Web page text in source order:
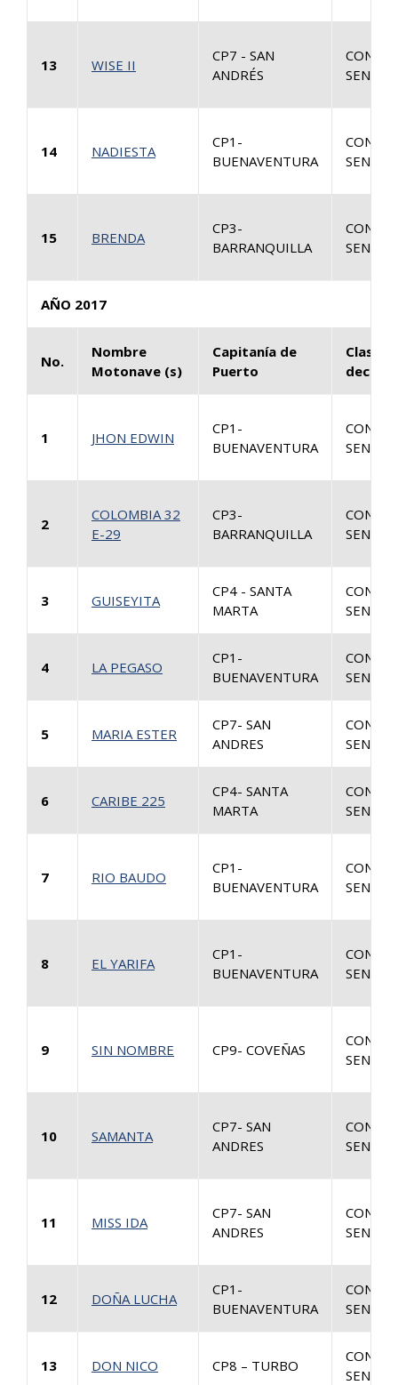
13 WISE II
CP7 - SAN
ANDRÉS
14 NADIESTA
CP1-
BUENAVENTURA
15 BRENDA
CP3-
BARRANQUILLA
AÑO 2017
No.
Nombre
Motonave (s)
Capitanía de
Puerto
Clase
1 JHON EDWIN
CP1-
BUENAVENTURA
2
COLOMBIA 32
E-29
CP3-
BARRANQUILLA
3 GUISEYITA
CP4 - SANTA
MARTA
4 LA PEGASO
CP1-
BUENAVENTURA
5 MARIA ESTER
CP7- SAN
ANDRES
6 CARIBE 225
CP4- SANTA
MARTA
7 RIO BAUDO
CP1-
BUENAVENTURA
8 EL YARIFA
CP1-
BUENAVENTURA
9 SIN NOMBRE CP9- COVEÑAS
10 SAMANTA
CP7- SAN
ANDRES
11 MISS IDA
CP7- SAN
ANDRES
12 DOÑA LUCHA
CP1-
BUENAVENTURA
13 DON NICO CP8 – TURBO